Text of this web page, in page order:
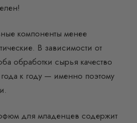
компоненты менее
В зависимости от
обработки сырья качество
к году — именно поэтому
для младенцев содержит